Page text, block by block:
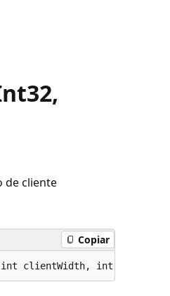
de cliente
Copiar
clientWidth, int